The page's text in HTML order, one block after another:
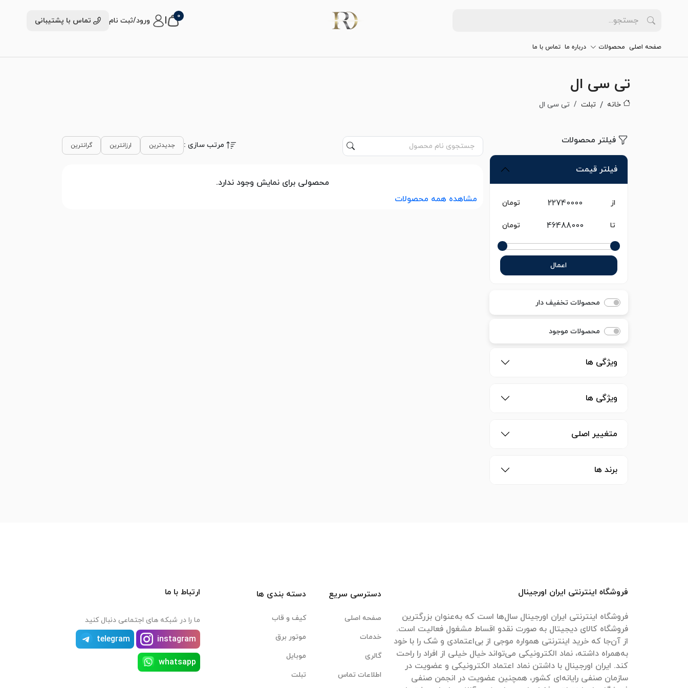
0 ورود/ثبت نام تماس با پشتیبانی
صفحه اصلی محصولات درباره ما تماس با ما
تی سی ال
خانه تبلت تی سی ال
فیلتر محصولات
فیلتر قیمت
از تومان
تا تومان
اعمال
محصولات تخفیف دار
محصولات موجود
ویژگی ها
ویژگی ها
متغییر اصلی
برند ها
مرتب سازی : جدیدترین ارزانترین گرانترین
محصولی برای نمایش وجود ندارد.
مشاهده همه محصولات
فروشگاه اینترنتی ایران اورجینال
فروشگاه اینترنتی ایران اورجینال سال‌ها است که به‌عنوان بزرگترین
فروشگاه کالای دیجیتال به صورت نقدو اقساط مشغول فعالیت است.
از آن‌جا که خرید اینترنتی همواره موجی از بی‌اعتمادی و شک را با خود
به‌همراه داشته، نماد الکترونیکی می‌تواند خیال خیلی از افراد را راحت
کند. ایران اورجینال با داشتن نماد اعتماد الکترونیکی و عضویت در
سازمان صنفی رایانه‌ای کشور، همچنین عضویت در انجمن صنفی
دسترسی سریع
صفحه اصلی
خدمات
گالری
اطلاعات تماس
دسته بندی ها
کیف و قاب
موتور برق
موبایل
تبلت
ارتباط با ما
ما را در شبکه های اجتماعی دنبال کنید
instagram
telegram
whatsapp